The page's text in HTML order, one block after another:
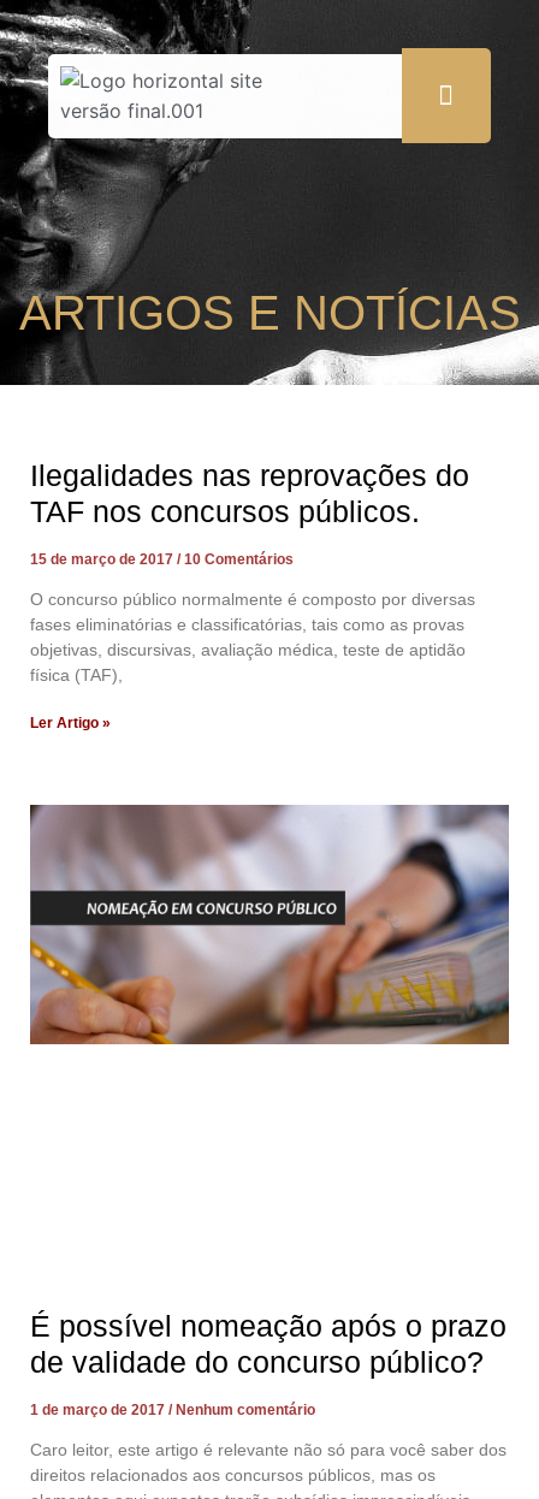
ARTIGOS E NOTÍCIAS
Ilegalidades nas reprovações do
TAF nos concursos públicos.
15 de março de 2017 10 Comentários
O concurso público normalmente é composto por diversas
fases eliminatórias e classificatórias, tais como as provas
objetivas, discursivas, avaliação médica, teste de aptidão
física (TAF),
Ler Artigo »
É possível nomeação após o prazo
de validade do concurso público?
1 de março de 2017 Nenhum comentário
Caro leitor, este artigo é relevante não só para você saber dos
direitos relacionados aos concursos públicos, mas os